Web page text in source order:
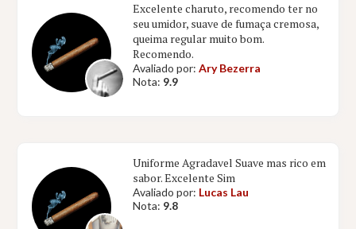
Excelente charuto, recomendo ter no
seu umidor, suave de fumaça cremosa,
queima regular muito bom.
Recomendo.
Avaliado por:Ary Bezerra
Nota: 9.9
Uniforme Agradavel Suave mas rico em
sabor. Excelente Sim
Avaliado por: Lucas Lau
Nota: 9.8